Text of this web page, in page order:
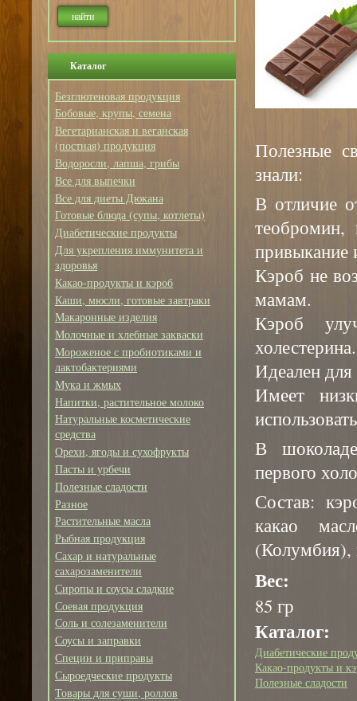
Каталог
Безглютеновая продукция
Бобовые, крупы, семена
Вегетарианская и веганская
(постная) продукция
Водоросли, лапша, грибы
Все для выпечки
Все для диеты Дюкана
Готовые блюда (супы, котлеты)
Диабетические продукты
Для укрепления иммунитета и
здоровья
Какао-продукты и кэроб
Каши, мюсли, готовые завтраки
Макаронные изделия
Молочные и хлебные закваски
Мороженое с пробиотиками и
лактобактериями
Мука и жмых
Напитки, растительное молоко
Натуральные косметические
средства
Орехи, ягоды и сухофрукты
Пасты и урбечи
Полезные сладости
Разное
Растительные масла
Рыбная продукция
Сахар и натуральные
сахарозаменители
Сиропы и соусы сладкие
Соевая продукция
Соль и солезаменители
Соусы и заправки
Специи и приправы
Сыроедческие продукты
Товары для суши, роллов
Полезные
знали:
В отличие
теобромин,
привыкание
Кэроб не
мамам.
Кэроб
холестерина.
Идеален
Имеет
В
первого
Состав:
какао
(Колумбия),
Вес:
85 гр
Каталог:
Диабетические
Какао-продукты и
Полезные сладости